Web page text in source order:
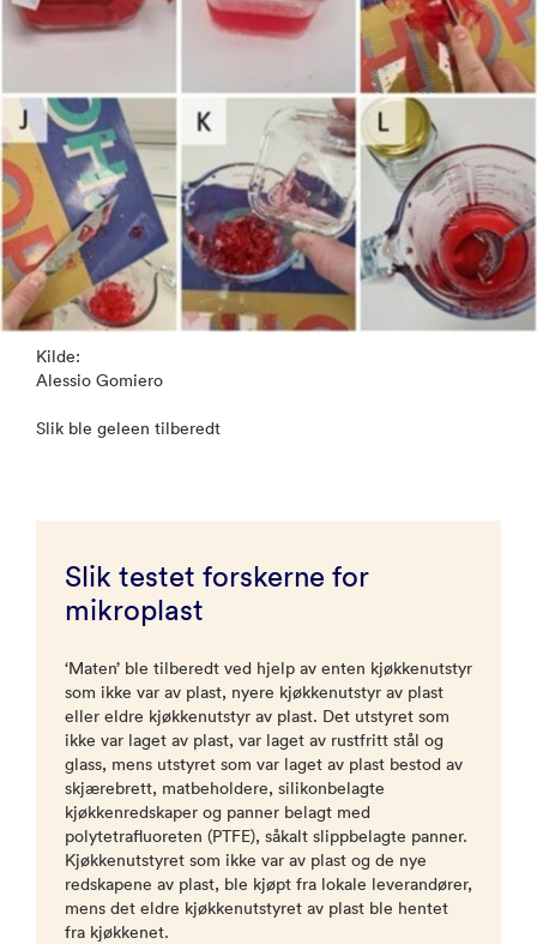
Kilde:
Alessio Gomiero
Slik ble geleen tilberedt
Slik testet forskerne for
mikroplast
‘Maten’ ble tilberedt ved hjelp av enten kjøkkenutstyr
som ikke var av plast, nyere kjøkkenutstyr av plast
eller eldre kjøkkenutstyr av plast. Det utstyret som
ikke var laget av plast, var laget av rustfritt stål og
glass, mens utstyret som var laget av plast bestod av
skjærebrett, matbeholdere, silikonbelagte
kjøkkenredskaper og panner belagt med
polytetrafluoreten (PTFE), såkalt slippbelagte panner.
Kjøkkenutstyret som ikke var av plast og de nye
redskapene av plast, ble kjøpt fra lokale leverandører,
mens det eldre kjøkkenutstyret av plast ble hentet
fra kjøkkenet.